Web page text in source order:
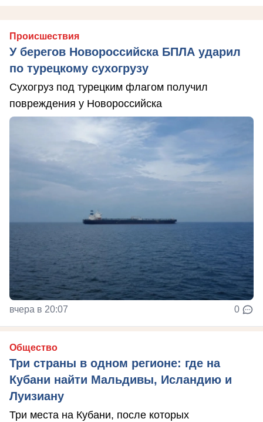
Происшествия
У берегов Новороссийска БПЛА ударил
по турецкому сухогрузу
Сухогруз под турецким флагом получил
повреждения у Новороссийска
вчера в 20:07 0
Общество
Три страны в одном регионе: где на
Кубани найти Мальдивы, Исландию и
Луизиану
Три места на Кубани, после которых